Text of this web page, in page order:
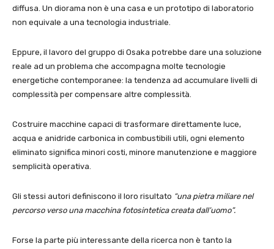
diffusa. Un diorama non è una casa e un prototipo di laboratorio
non equivale a una tecnologia industriale.
Eppure, il lavoro del gruppo di Osaka potrebbe dare una soluzione
reale ad un problema che accompagna molte tecnologie
energetiche contemporanee: la tendenza ad accumulare livelli di
complessità per compensare altre complessità.
Costruire macchine capaci di trasformare direttamente luce,
acqua e anidride carbonica in combustibili utili, ogni elemento
eliminato significa minori costi, minore manutenzione e maggiore
semplicità operativa.
Gli stessi autori definiscono il loro risultato “una pietra miliare nel
percorso verso una macchina fotosintetica creata dall’uomo”.
Forse la parte più interessante della ricerca non è tanto la